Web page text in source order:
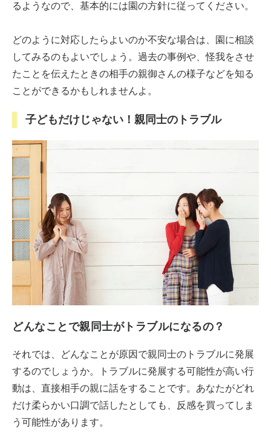
るようなので、基本的には園の方針に従ってください。
どのように対応したらよいのか不安な場合は、園に相談
してみるのもよいでしょう。過去の事例や、怪我をさせ
たことを伝えたときの相手の親御さんの様子などを知る
ことができるかもしれませんよ。
子どもだけじゃない！親同士のトラブル
どんなことで親同士がトラブルになるの？
それでは、どんなことが原因で親同士のトラブルに発展
するのでしょうか。トラブルに発展する可能性が高い行
動は、直接相手の親に話をすることです。あなたがどれ
だけ柔らかい口調で話したとしても、反感を買ってしま
う可能性があります。